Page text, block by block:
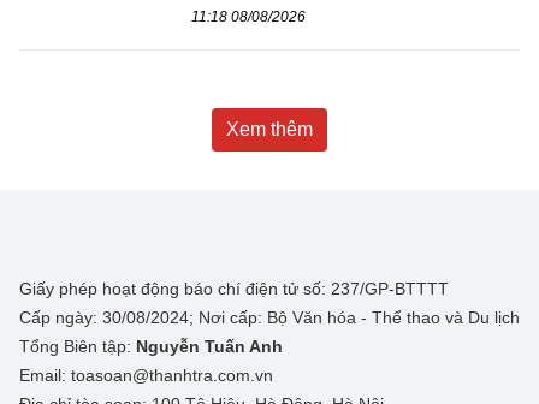
11:18 08/08/2026
Xem thêm
Giấy phép hoạt động báo chí điện tử số: 237/GP-BTTTT
Cấp ngày: 30/08/2024; Nơi cấp: Bộ Văn hóa - Thể thao và Du lịch
Tổng Biên tập: Nguyễn Tuấn Anh
Email: toasoan@thanhtra.com.vn